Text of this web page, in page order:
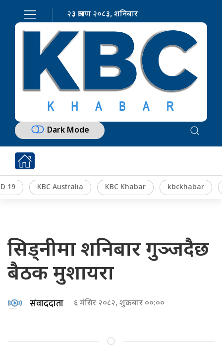
२३ श्रावण २०८३, शनिबार
Dark Mode
19 KBC Australia KBC Khabar kbckhabar
सिड्नीमा शनिबार गुञ्जदैछ
बैठक मुशायरा
संवाददाता ६ मंसिर २०८२, शुक्रबार ००:००